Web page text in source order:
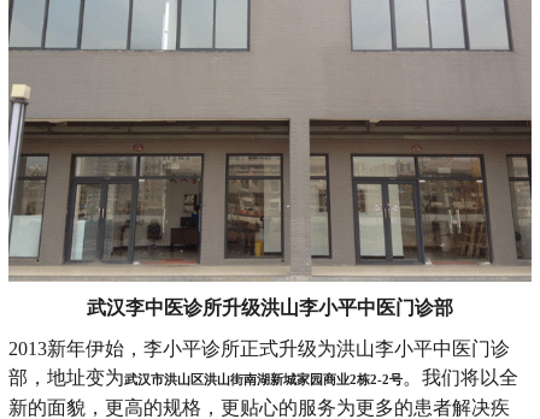
武汉李中医诊所升级洪山李小平中医门诊部
2013新年伊始，李小平诊所正式升级为洪山李小平中医门诊
部，地址变为武汉市洪山区洪山街南湖新城家园商业2栋2-2号。我们将以全
新的面貌，更高的规格，更贴心的服务为更多的患者解决疾